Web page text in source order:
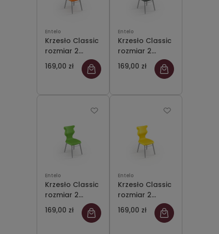
Entelo
Krzesło Classic
rozmiar 2
siedzisko
pomarańczowy
169,00 zł
Entelo
Krzesło Classic
rozmiar 2
siedzisko szary
169,00 zł
Entelo
Krzesło Classic
rozmiar 2
siedzisko
zielony
169,00 zł
Entelo
Krzesło Classic
rozmiar 2
siedzisko żółty
169,00 zł